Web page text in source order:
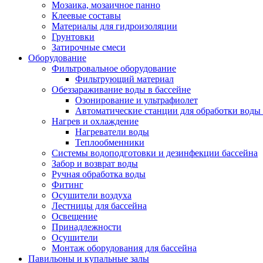
Мозаика, мозаичное панно
Клеевые составы
Материалы для гидроизоляции
Грунтовки
Затирочные смеси
Оборудование
Фильтровальное оборудование
Фильтрующий материал
Обеззараживание воды в бассейне
Озонирование и ультрафиолет
Автоматические станции для обработки воды
Нагрев и охлаждение
Нагреватели воды
Теплообменники
Системы водоподготовки и дезинфекции бассейна
Забор и возврат воды
Ручная обработка воды
Фитинг
Осушители воздуха
Лестницы для бассейна
Освещение
Принадлежности
Осушители
Монтаж оборудования для бассейна
Павильоны и купальные залы